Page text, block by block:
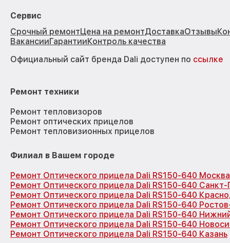
Сервис
Срочный ремонтЦена на ремонтДоставкаОтзывы
ВакансииГарантииКонтроль качества
Официальный сайт бренда Dali доступен по ссылке
Ремонт техники
Ремонт тепловизоров
Ремонт оптических прицелов
Ремонт тепловизионных прицелов
Филиал в Вашем городе
Ремонт Оптического прицела Dali RS150-640 Москва
Ремонт Оптического прицела Dali RS150-640
Ремонт Оптического прицела Dali RS150-640
Ремонт Оптического прицела Dali RS150-640
Ремонт Оптического прицела Dali RS150-640
Ремонт Оптического прицела Dali RS150-640
Ремонт Оптического прицела Dali RS150-640 Казань